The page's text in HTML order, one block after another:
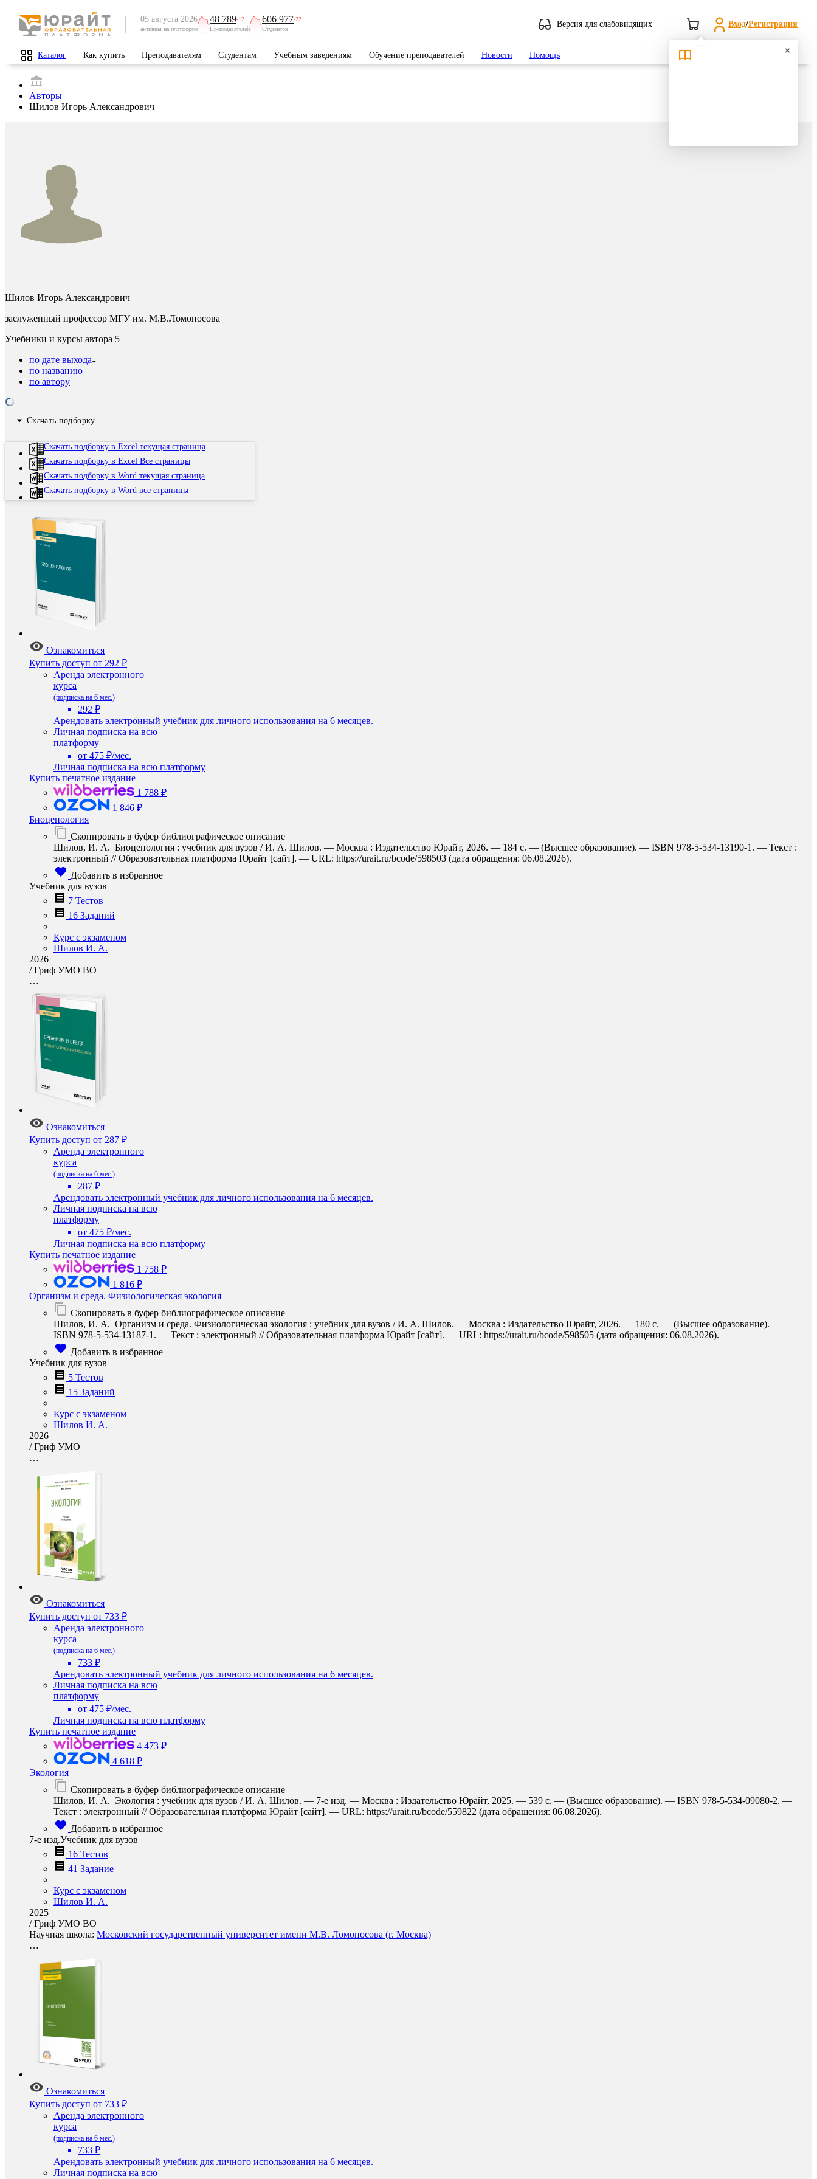
05 августа 2026
активны на платформе
48 789-12
Преподавателей
606 977-22
Студентов
Версия для слабовидящих Вход/Регистрация
Каталог Как купить Преподавателям Студентам Учебным заведениям Обучение преподавателей Новости Помощь Поиск
Авторы
Шилов Игорь Александрович
Шилов Игорь Александрович
заслуженный профессор МГУ им. М.В.Ломоносова
Учебники и курсы автора 5
по дате выхода
по названию
по автору
Скачать подборку
Скачать подборку в Excel текущая страница
Скачать подборку в Excel Все страницы
Скачать подборку в Word текущая страница
Скачать подборку в Word все страницы
Ознакомиться
Купить доступ от 292 ₽
Аренда электронного
курса
(подписка на 6 мес.)
292 ₽
Арендовать электронный учебник для личного использования на 6 месяцев.
Личная подписка на всю
платформу
от 475 ₽/мес.
Личная подписка на всю платформу
Купить печатное издание
1 788 ₽
1 846 ₽
Биоценология
Скопировать в буфер библиографическое описание
Шилов, И. А. Биоценология : учебник для вузов / И. А. Шилов. — Москва : Издательство Юрайт, 2026. — 184 с. — (Высшее образование). — ISBN 978-5-534-13190-1. — Текст :
электронный // Образовательная платформа Юрайт [сайт]. — URL: https://urait.ru/bcode/598503 (дата обращения: 06.08.2026).
Добавить в избранное
Учебник для вузов
7 Тестов
16 Заданий
Курс с экзаменом
Шилов И. А.
2026
/Гриф УМО ВО
…
Ознакомиться
Купить доступ от 287 ₽
Аренда электронного
курса
(подписка на 6 мес.)
287 ₽
Арендовать электронный учебник для личного использования на 6 месяцев.
Личная подписка на всю
платформу
от 475 ₽/мес.
Личная подписка на всю платформу
Купить печатное издание
1 758 ₽
1 816 ₽
Организм и среда. Физиологическая экология
Скопировать в буфер библиографическое описание
Шилов, И. А. Организм и среда. Физиологическая экология : учебник для вузов / И. А. Шилов. — Москва : Издательство Юрайт, 2026. — 180 с. — (Высшее образование). —
ISBN 978-5-534-13187-1. — Текст : электронный // Образовательная платформа Юрайт [сайт]. — URL: https://urait.ru/bcode/598505 (дата обращения: 06.08.2026).
Добавить в избранное
Учебник для вузов
5 Тестов
15 Заданий
Курс с экзаменом
Шилов И. А.
2026
/Гриф УМО
…
Ознакомиться
Купить доступ от 733 ₽
Аренда электронного
курса
(подписка на 6 мес.)
733 ₽
Арендовать электронный учебник для личного использования на 6 месяцев.
Личная подписка на всю
платформу
от 475 ₽/мес.
Личная подписка на всю платформу
Купить печатное издание
4 473 ₽
4 618 ₽
Экология
Скопировать в буфер библиографическое описание
Шилов, И. А. Экология : учебник для вузов / И. А. Шилов. — 7-е изд. — Москва : Издательство Юрайт, 2025. — 539 с. — (Высшее образование). — ISBN 978-5-534-09080-2. —
Текст : электронный // Образовательная платформа Юрайт [сайт]. — URL: https://urait.ru/bcode/559822 (дата обращения: 06.08.2026).
Добавить в избранное
7-е изд.Учебник для вузов
16 Тестов
41 Задание
Курс с экзаменом
Шилов И. А.
2025
/Гриф УМО ВО
Научная школа: Московский государственный университет имени М.В. Ломоносова (г. Москва)
…
Ознакомиться
Купить доступ от 733 ₽
Аренда электронного
курса
(подписка на 6 мес.)
733 ₽
Арендовать электронный учебник для личного использования на 6 месяцев.
Личная подписка на всю